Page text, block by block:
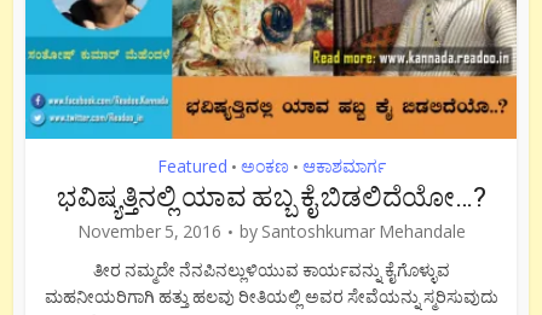
Featured • ಅಂಕಣ • ಆಕಾಶಮಾರ್ಗ
ಭವಿಷ್ಯತ್ತಿನಲ್ಲಿ ಯಾವ ಹಬ್ಬ ಕೈ ಬಿಡಲಿದೆಯೋ…?
November 5, 2016 by Santoshkumar Mehandale
ತೀರ ನಮ್ಮದೇ ನೆನಪಿನಲ್ಲುಳಿಯುವ ಕಾರ್ಯವನ್ನು ಕೈಗೊಳ್ಳುವ
ಮಹನೀಯರಿಗಾಗಿ ಹತ್ತು ಹಲವು ರೀತಿಯಲ್ಲಿ ಅವರ ಸೇವೆಯನ್ನು ಸ್ಮರಿಸುವುದು